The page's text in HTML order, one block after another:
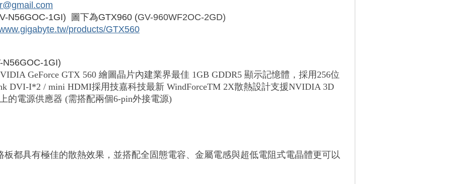
N56GOC-1GI) 圖下為GTX960 (GV-960WF2OC-2GD)
products/GTX560
N56GOC-1GI)
GeForce GTX 560 繪圖晶片內建業界最佳 1GB GDDR5 顯示記憶體，採用256位
DVI-I*2 / mini HDMI採用技嘉科技最新 WindForceTM 2X散熱設計支援NVIDIA 3D
的電源供應器 (需搭配兩個6-pin外接電源)
板都具有極佳的散熱效果，並搭配全固態電容、金屬電感與超低電阻式電晶體更可以